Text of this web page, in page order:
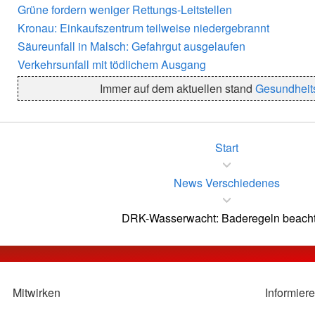
Grüne fordern weniger Rettungs-Leitstellen
Kronau: Einkaufszentrum teilweise niedergebrannt
Säureunfall in Malsch: Gefahrgut ausgelaufen
Verkehrsunfall mit tödlichem Ausgang
Immer auf dem aktuellen stand
Start
News Verschiedenes
DRK-Wasserwacht: Baderegeln
Mitwirken